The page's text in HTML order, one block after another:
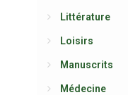
Littérature
Loisirs
Manuscrits
Médecine